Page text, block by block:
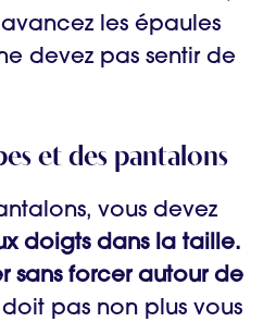
les épaules
devez pas sentir de
et des pantalons
vous devez
doigts dans la taille.
sans forcer autour de
doit pas non plus vous